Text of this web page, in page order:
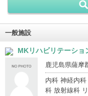
一般施設
MKリハビリテーショ
鹿児島県薩摩
内科 神経内
科 放射線科